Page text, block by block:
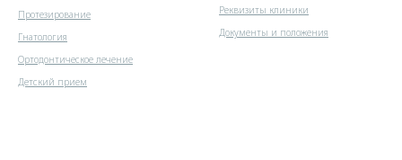
Протезирование
Гнатология
Ортодонтическое лечение
Детский прием
Реквизиты клиники
Документы и положения